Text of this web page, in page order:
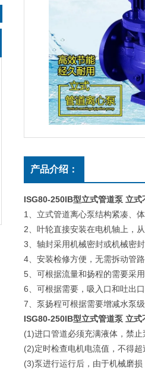
产品介绍：
ISG80-250IB型立式管道泵 立式
1 、立式管道离心泵结构紧凑、
2、叶轮直接安装在电机轴上，
3、轴封采用机械密封或机械密
4、安装检修方便，无需拆动管
5、可根据流量和扬程的需要采
6、可根据需要，吸入口和吐出
7、泵扬程可根据需要增减水泵
ISG80-250IB型立式管道泵 立式
(1)进口管道必须充满液体，禁止
(2)定时检查电机电流值，不得超
(3)泵进行运行后，由于机械磨